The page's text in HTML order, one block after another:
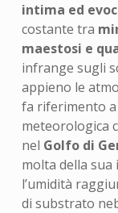
intima ed
costante tra
maestosi e
infrange sugli
appieno le
fa riferimento
meteorologica
nel Golfo di
molta della sua
l’umidità
di substrato